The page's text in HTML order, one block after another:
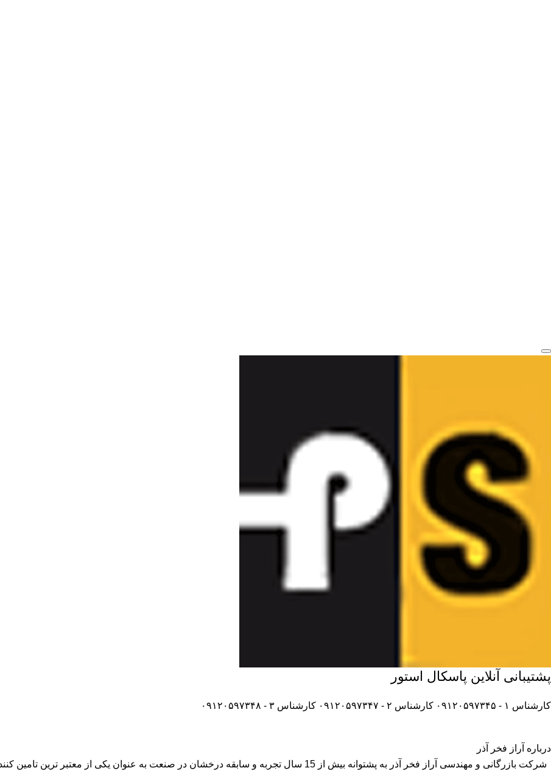
پشتیبانی آنلاین پاسکال استور
کارشناس ۱ - ۰۹۱۲۰۵۹۷۳۴۵ کارشناس ۲ - ۰۹۱۲۰۵۹۷۳۴۷ کارشناس ۳ - ۰۹۱۲۰۵۹۷۳۴۸
درباره آراز فخر آذر
شرکت بازرگانی و مهندسی آراز فخر آذر به پشتوانه بیش از 15 سال تجربه و سابقه درخشان در صنعت به